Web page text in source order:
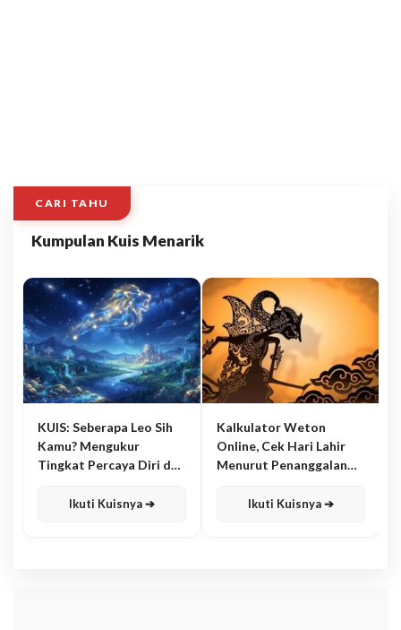
CARI TAHU
Kumpulan Kuis Menarik
KUIS: Seberapa Leo Sih
Kamu? Mengukur
Tingkat Percaya Diri dan
Ikuti Kuisnya ➔
Kalkulator Weton
Online, Cek Hari Lahir
Menurut Penanggalan
Ikuti Kuisnya ➔